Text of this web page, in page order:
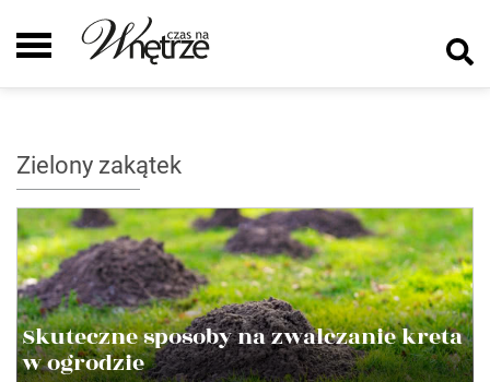
Zielony zakątek
Skuteczne sposoby na zwalczanie kreta
w ogrodzie